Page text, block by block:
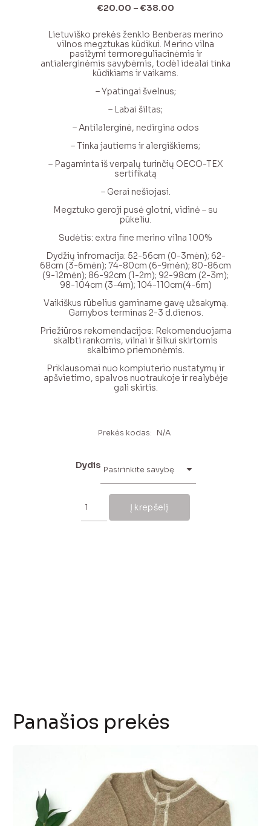
€20.00 – €38.00Price
through
€38.00
Lietuviško prekės ženklo Benberas merino
vilnos megztukas kūdikui. Merino vilna
pasižymi termoreguliacinėmis ir
antialerginėmis savybėmis, todėl idealai tinka
kūdikiams ir vaikams.
– Ypatingai švelnus;
– Labai šiltas;
– Antilalerginė, nedirgina odos
– Tinka jautiems ir alergiškiems;
– Pagaminta iš verpalų turinčių OECO-TEX
sertifikatą
– Gerai nešiojasi.
Megztuko geroji pusė glotni, vidinė – su
pūkeliu.
Sudėtis: extra fine merino vilna 100%
Dydžių infromacija: 52-56cm (0-3mėn); 62-
68cm (3-6mėn); 74-80cm (6-9mėn); 80-86cm
(9-12mėn); 86-92cm (1-2m); 92-98cm (2-3m);
98-104cm (3-4m); 104-110cm(4-6m)
Vaikiškus rūbelius gaminame gavę užsakymą.
Gamybos terminas 2-3 d.dienos.
Priežiūros rekomendacijos: Rekomenduojama
skalbti rankomis, vilnai ir šilkui skirtomis
skalbimo priemonėmis.
Priklausomai nuo kompiuterio nustatymų ir
apšvietimo, spalvos nuotraukoje ir realybėje
gali skirtis.
Prekės kodas: N/A
Dydis
produkto
kiekis:
Baklažano
Į krepšelį
Panašios prekės